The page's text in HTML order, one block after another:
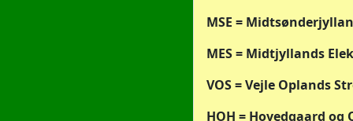
MSE =
MES = Midtjyllands
VOS = Vejle Oplands
HOH = Hovedgaard